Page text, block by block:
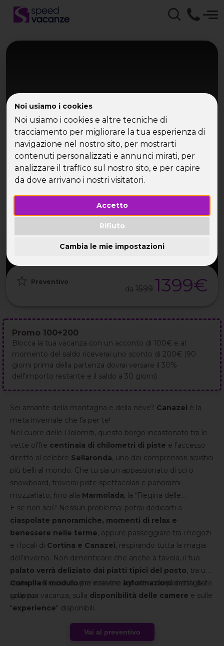
Noi usiamo i cookies
Noi usiamo i cookies e altre tecniche di
tracciamento per migliorare la tua esperienza di
navigazione nel nostro sito, per mostrarti
contenuti personalizzati e annunci mirati, per
analizzare il traffico sul nostro sito, e per capire
da dove arrivano i nostri visitatori.
Accetto
Rifiuto
Cambia le mie impostazioni
Dolomiti - Canazei
Canazei
Settimana bianca
27 Feb
8GG / 7NT 32-55 ANNI da 20
Preventivo
da 1599 1399€
Promo 100+200
Blocca la tua vacanza con un acconto di 100€ e al
momento del saldo riceverai uno sconto di 200€ (90
giorni prima della partenza dovrai versare il 30%
dell'importo restante e il saldo a 30 giorni)
Sei amante della montagna e della neve? Canazei è la
meta invernale che fa per te!
Nel cuore delle Dolomiti, questo borgo incastonato tra le
vette offre centinaia di chilometri di piste e l’accesso
diretto al celebre Sellaronda, uno dei comprensori sciistici
più belli al mondo. Che tu sia un appassionato di sci o
snowboard, troverai piste spettacolari e panorami
mozzafiato, fino alla Marmolada, la “Regina delle
Dolomiti”.
E se non scii? Nessun problema: potrai dedicarti a
ciaspolate panoramiche, momenti di relax e
benessere nelle terme, oppure passeggiare tra i negozi
e i locali di Cortina e Canazei, respirando tutta la magia
dell’inverno. Non dimenticare che anche a tavola, il tuo
palato verrà deliziato dai piatti tipici del posto, tra una
risata e un sorso di vino insieme agli altri componenti del
gruppo.
Compila il moduloper ricevereinformazionidettagliate
sulla tua vacanza, sulla disponibilità delle camere e sulle
"experience" disponibili.
Vai al preventivo